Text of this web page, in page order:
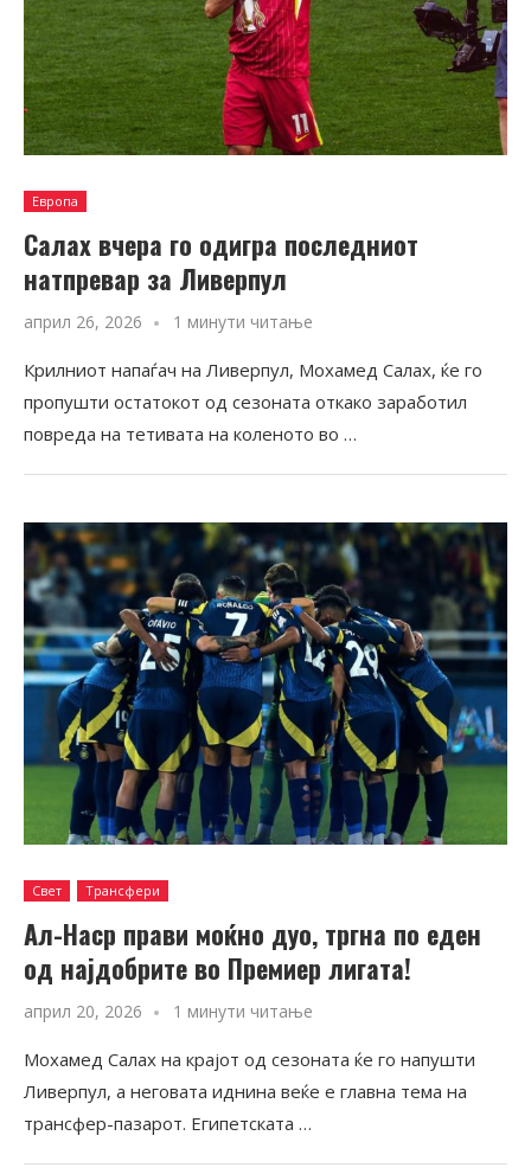
Европа
Салах вчера го одигра последниот
натпревар за Ливерпул
април 26, 2026 1 минути читање
Крилниот напаѓач на Ливерпул, Мохамед Салах, ќе го
пропушти остатокот од сезоната откако заработил
повреда на тетивата на коленото во …
Свет Трансфери
Ал-Наср прави моќно дуо, тргна по еден
од најдобрите во Премиер лигата!
април 20, 2026 1 минути читање
Мохамед Салах на крајот од сезоната ќе го напушти
Ливерпул, а неговата иднина веќе е главна тема на
трансфер-пазарот. Египетската …